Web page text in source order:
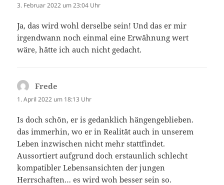
3. Februar 2022 um 23:04 Uhr
Ja, das wird wohl derselbe sein! Und das er mir
irgendwann noch einmal eine Erwähnung wert
wäre, hätte ich auch nicht gedacht.
Frede
1. April 2022 um 18:13 Uhr
Is doch schön, er is gedanklich hängengeblieben.
das immerhin, wo er in Realität auch in unserem
Leben inzwischen nicht mehr stattfindet.
Aussortiert aufgrund doch erstaunlich schlecht
kompatibler Lebensansichten der jungen
Herrschaften… es wird woh besser sein so.